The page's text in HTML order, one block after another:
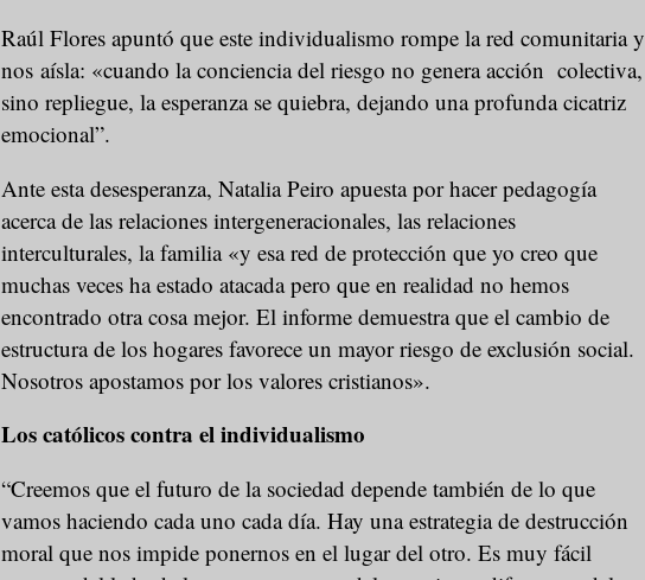
Raúl Flores apuntó que este individualismo rompe la red comunitaria y
nos aísla: «cuando la conciencia del riesgo no genera acción colectiva,
sino repliegue, la esperanza se quiebra, dejando una profunda cicatriz
emocional”.
Ante esta desesperanza, Natalia Peiro apuesta por hacer pedagogía
acerca de las relaciones intergeneracionales, las relaciones
interculturales, la familia «y esa red de protección que yo creo que
muchas veces ha estado atacada pero que en realidad no hemos
encontrado otra cosa mejor. El informe demuestra que el cambio de
estructura de los hogares favorece un mayor riesgo de exclusión social.
Nosotros apostamos por los valores cristianos».
Los católicos contra el individualismo
“Creemos que el futuro de la sociedad depende también de lo que
vamos haciendo cada uno cada día. Hay una estrategia de destrucción
moral que nos impide ponernos en el lugar del otro. Es muy fácil